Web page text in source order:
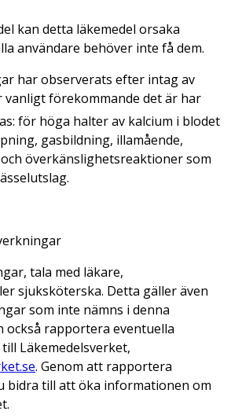
kan detta läkemedel orsaka
användare behöver inte få dem.
har observerats efter intag av
vanligt förekommande det är har
för höga halter av kalcium i blodet
gasbildning, illamående,
överkänslighetsreaktioner som
tala med läkare,
sjuksköterska. Detta gäller även
som inte nämns i denna
också rapportera eventuella
Läkemedelsverket,
. Genom att rapportera
bidra till att öka informationen om